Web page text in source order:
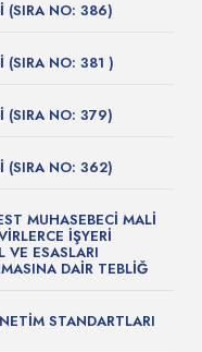
(SIRA NO: 386)
(SIRA NO: 381 )
(SIRA NO: 379)
(SIRA NO: 362)
MUHASEBECİ MALİ
İŞYERİ
VE ESASLARI
DAİR TEBLİĞ
STANDARTLARI